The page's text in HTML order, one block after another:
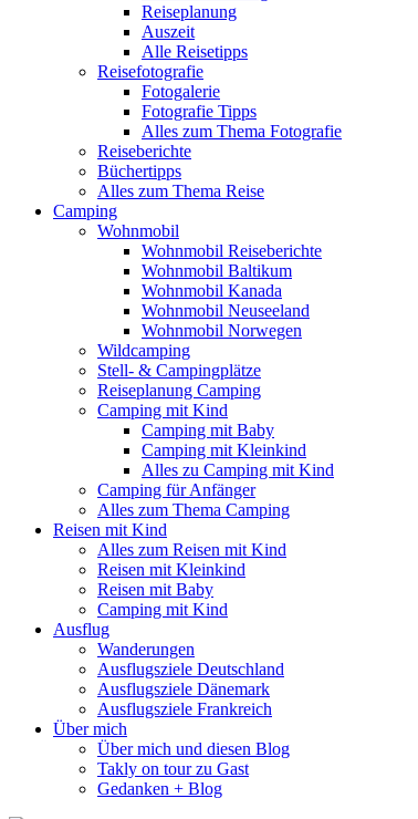
Reiseplanung
Auszeit
Alle Reisetipps
Reisefotografie
Fotogalerie
Fotografie Tipps
Alles zum Thema Fotografie
Reiseberichte
Büchertipps
Alles zum Thema Reise
Camping
Wohnmobil
Wohnmobil Reiseberichte
Wohnmobil Baltikum
Wohnmobil Kanada
Wohnmobil Neuseeland
Wohnmobil Norwegen
Wildcamping
Stell- & Campingplätze
Reiseplanung Camping
Camping mit Kind
Camping mit Baby
Camping mit Kleinkind
Alles zu Camping mit Kind
Camping für Anfänger
Alles zum Thema Camping
Reisen mit Kind
Alles zum Reisen mit Kind
Reisen mit Kleinkind
Reisen mit Baby
Camping mit Kind
Ausflug
Wanderungen
Ausflugsziele Deutschland
Ausflugsziele Dänemark
Ausflugsziele Frankreich
Über mich
Über mich und diesen Blog
Takly on tour zu Gast
Gedanken + Blog